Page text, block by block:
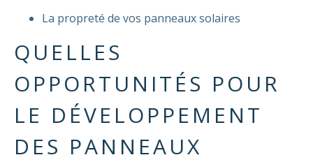
La propreté de vos panneaux solaires
QUELLES
OPPORTUNITÉS POUR
LE DÉVELOPPEMENT
DES PANNEAUX